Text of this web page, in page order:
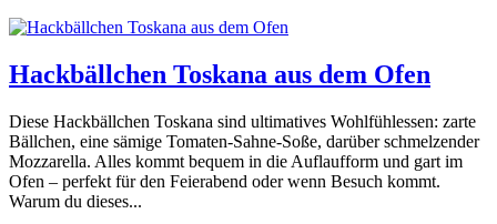
Hackbällchen Toskana aus dem Ofen
Diese Hackbällchen Toskana sind ultimatives Wohlfühlessen: zarte
Bällchen, eine sämige Tomaten-Sahne-Soße, darüber schmelzender
Mozzarella. Alles kommt bequem in die Auflaufform und gart im
Ofen – perfekt für den Feierabend oder wenn Besuch kommt.
Warum du dieses...